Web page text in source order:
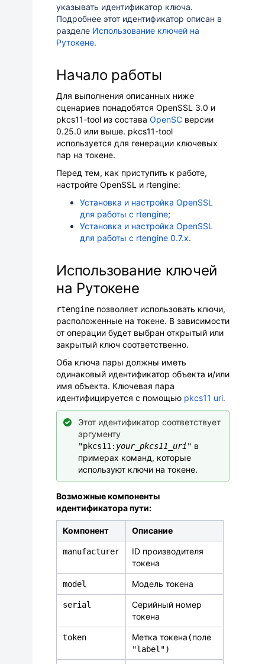
указывать идентификатор ключа.
Подробнее этот идентификатор описан в
разделе Использование ключей на
Рутокене.
Начало работы
Для выполнения описанных ниже
сценариев понадобятся OpenSSL 3.0 и
pkcs11-tool из состава OpenSC версии
0.25.0 или выше. pkcs11-tool
используется для генерации ключевых
пар на токене.
Перед тем, как приступить к работе,
настройте OpenSSL и rtengine:
Установка и настройка OpenSSL
для работы с rtengine;
Установка и настройка OpenSSL
для работы с rtengine 0.7.x.
Использование ключей
на Рутокене
rtengine позволяет использовать ключи,
расположенные на токене. В зависимости
от операции будет выбран открытый или
закрытый ключ соответственно.
Оба ключа пары должны иметь
одинаковый идентификатор объекта и/или
имя объекта. Ключевая пара
идентифицируется с помощью pkcs11 uri.
Этот идентификатор соответствует
аргументу
"pkcs11: your_pkcs11_uri" в
примерах команд, которые
используют ключи на токене.
Возможные компоненты
идентификатора пути:
Компонент Описание
manufacturer
ID производителя
токена
model Модель токена
serial
Серийный номер
токена
token Метка токена (поле
"label")